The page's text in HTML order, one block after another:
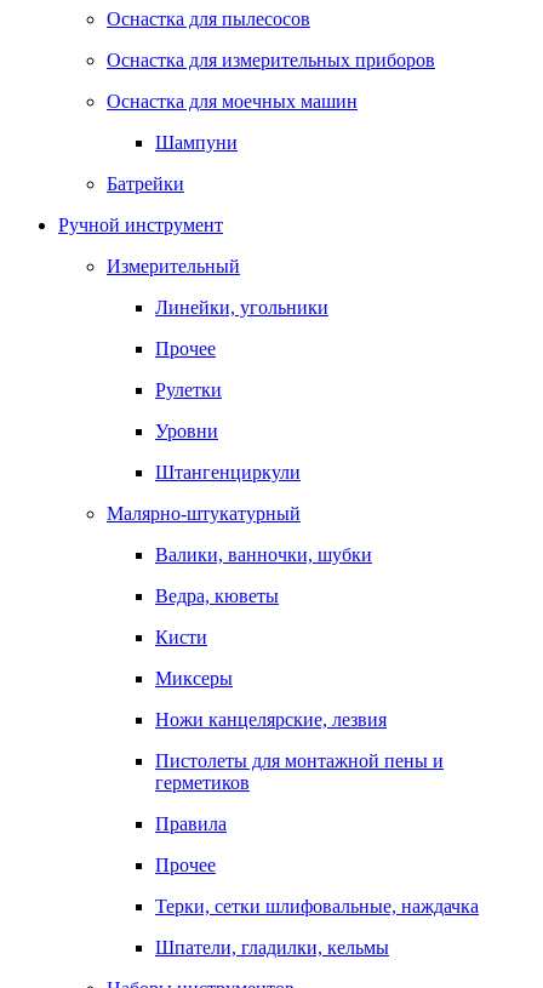
Оснастка для пылесосов
Оснастка для измерительных приборов
Оснастка для моечных машин
Шампуни
Батрейки
Ручной инструмент
Измерительный
Линейки, угольники
Прочее
Рулетки
Уровни
Штангенциркули
Малярно-штукатурный
Валики, ванночки, шубки
Ведра, кюветы
Кисти
Миксеры
Ножи канцелярские, лезвия
Пистолеты для монтажной пены и
герметиков
Правила
Прочее
Терки, сетки шлифовальные, наждачка
Шпатели, гладилки, кельмы